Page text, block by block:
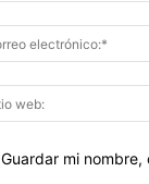
Guardar mi